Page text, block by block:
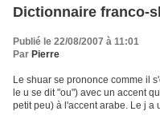
Dictionnaire franco-
Publié le 22/08/2007 à 11:01
Par Pierre
Le shuar se prononce comme il
le u se dit "ou") avec un accent
petit peu) à l'accent arabe. Le j a